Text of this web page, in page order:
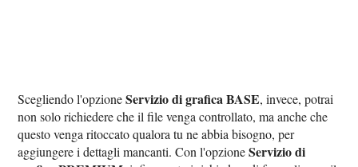
Scegliendo l'opzioneServizio di grafica BASE, invece, potrai
non solo richiedere che il file venga controllato, ma anche che
questo venga ritoccato qualora tu ne abbia bisogno, per
aggiungere i dettagli mancanti. Con l'opzioneServizio di